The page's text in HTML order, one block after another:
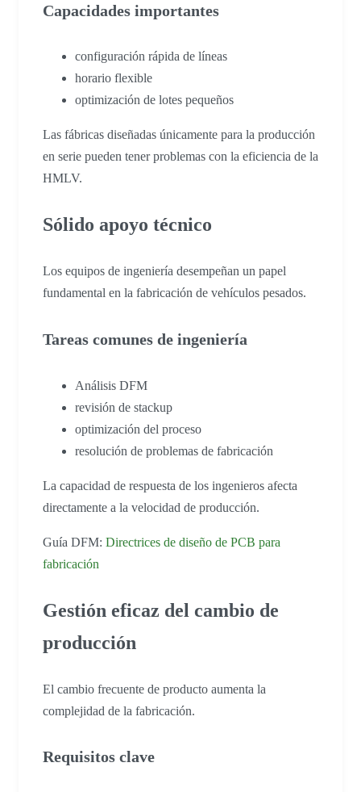
Capacidades importantes
configuración rápida de líneas
horario flexible
optimización de lotes pequeños
Las fábricas diseñadas únicamente para la producción
en serie pueden tener problemas con la eficiencia de la
HMLV.
Sólido apoyo técnico
Los equipos de ingeniería desempeñan un papel
fundamental en la fabricación de vehículos pesados.
Tareas comunes de ingeniería
Análisis DFM
revisión de stackup
optimización del proceso
resolución de problemas de fabricación
La capacidad de respuesta de los ingenieros afecta
directamente a la velocidad de producción.
Guía DFM: Directrices de diseño de PCB para
fabricación
Gestión eficaz del cambio de
producción
El cambio frecuente de producto aumenta la
complejidad de la fabricación.
Requisitos clave